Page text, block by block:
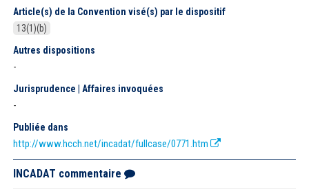
Article(s) de la Convention visé(s) par le dispositif
13(1)(b)
Autres dispositions
-
Jurisprudence | Affaires invoquées
-
Publiée dans
http://www.hcch.net/incadat/fullcase/0771.htm
INCADAT commentaire